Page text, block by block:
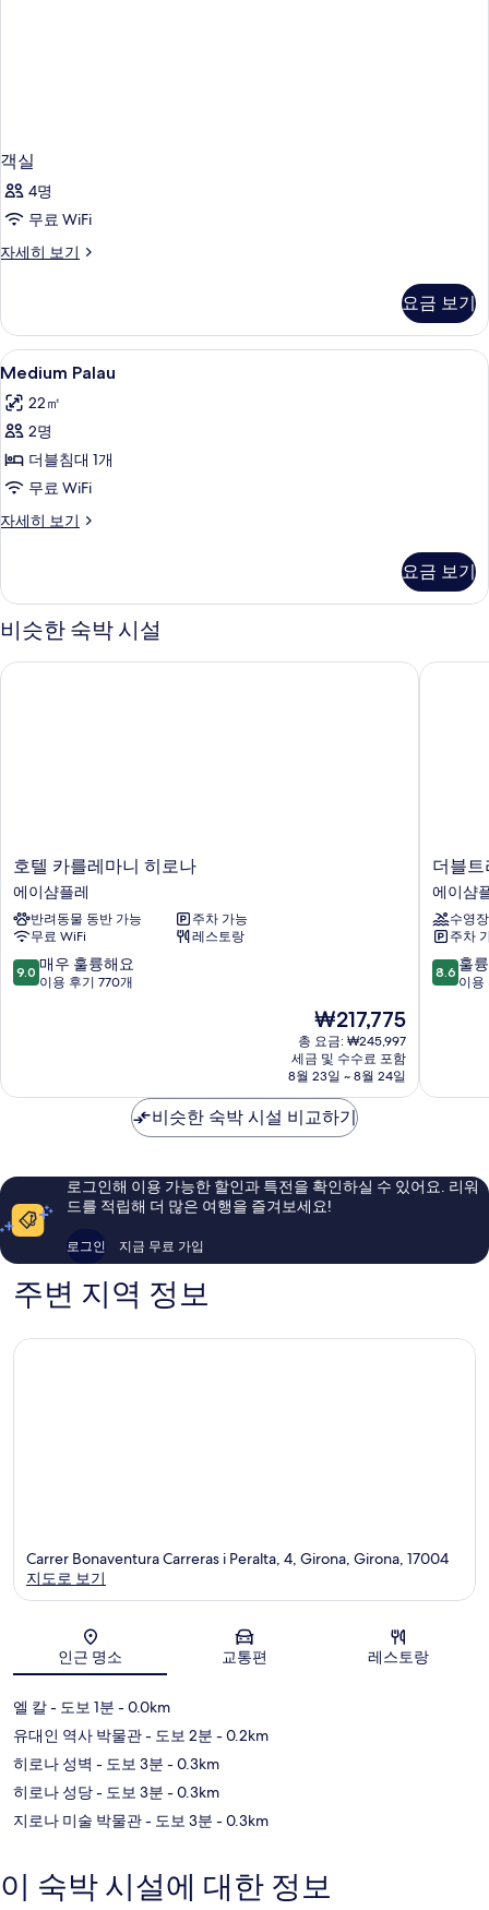
객실
4명
무료 WiFi
자세히 보기
객
히
보
기
요금 보기
Medium
Palau
사
진
모
두
보
이집트산 면 시트, 고급 침구, 오리/거
8
Medium Palau
22㎡
2명
더블침대 1개
무료 WiFi
자세히 보기
Medium
히
보
기
요금 보기
비슷한 숙박 시설
호
텔
카
를
레
마
니
샴
호텔 카를레마니 히로나
에이샴플레
반려동물 동반 가능
주차 가능
무료 WiFi
레스토랑
10
점
매
해
이
용
770
9.0 매우 훌륭해요
이용 후기 770개
현
재
요
금
₩217,775
₩217,775
총 요금: ₩245,997
세금 및 수수료 포함
8월 23일 ~ 8월 24일
호텔 카를레마니 히로나
더
블
트
리
바
이
힐
이
더블
에이샴
수영장
주차
10
점
훌
이
용
8.6 훌
이용
더블트
비슷한 숙박 시설 비교하기
로그인해 이용 가능한 할인과 특전을 확인하실 수 있어요. 리워
드를 적립해 더 많은 여행을 즐겨보세요!
로그인 지금 무료 가입
주변 지역 정보
지도
Carrer Bonaventura Carreras i Peralta, 4, Girona, Girona, 17004
지도로 보기
인근 명소 교통편 레스토랑
엘 칼- 도보 1분 - 0.0km
유대인 역사 박물관- 도보 2분 - 0.2km
히로나 성벽 - 도보 3분 - 0.3km
히로나 성당- 도보 3분 - 0.3km
지로나 미술 박물관- 도보 3분 - 0.3km
이 숙박 시설에 대한 정보